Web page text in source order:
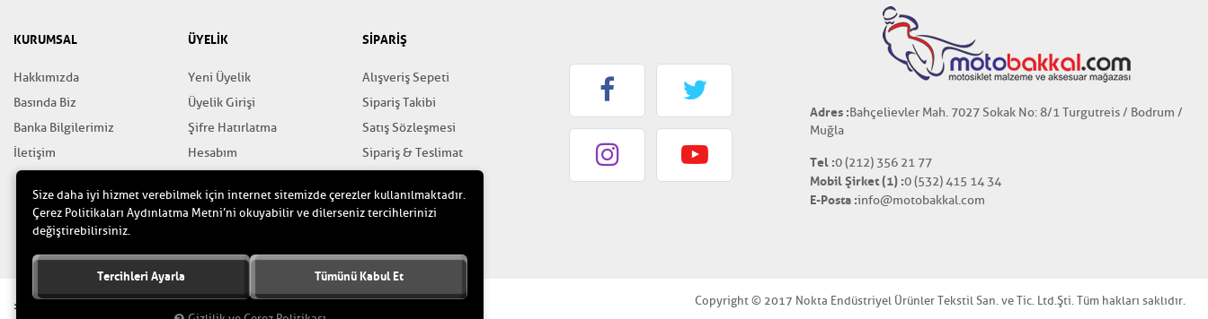
KURUMSAL
Hakkımızda
Basında Biz
Banka Bilgilerimiz
İletişim
ÜYELİK
Yeni Üyelik
Üyelik Girişi
Şifre Hatırlatma
Hesabım
SİPARİŞ
Alışveriş Sepeti
Sipariş Takibi
Satış Sözleşmesi
Sipariş & Teslimat
Yardım
Adres :Bahçelievler Mah. 7027 Sokak No: 8/1 Turgutreis / Bodrum /
Muğla
Tel :0 (212) 356 21 77
Mobil Şirket (1) :0 (532) 415 14 34
E-Posta :info@motobakkal.com
> Copyright © 2017 Nokta Endüstriyel Ürünler Tekstil San. ve Tic. Ltd.Şti. Tüm hakları saklıdır.
Size daha iyi hizmet verebilmek için internet sitemizde çerezler kullanılmaktadır.
Çerez Politikaları Aydınlatma Metni’ni okuyabilir ve dilerseniz tercihlerinizi
değiştirebilirsiniz.
Tercihleri Ayarla Tümünü Kabul Et